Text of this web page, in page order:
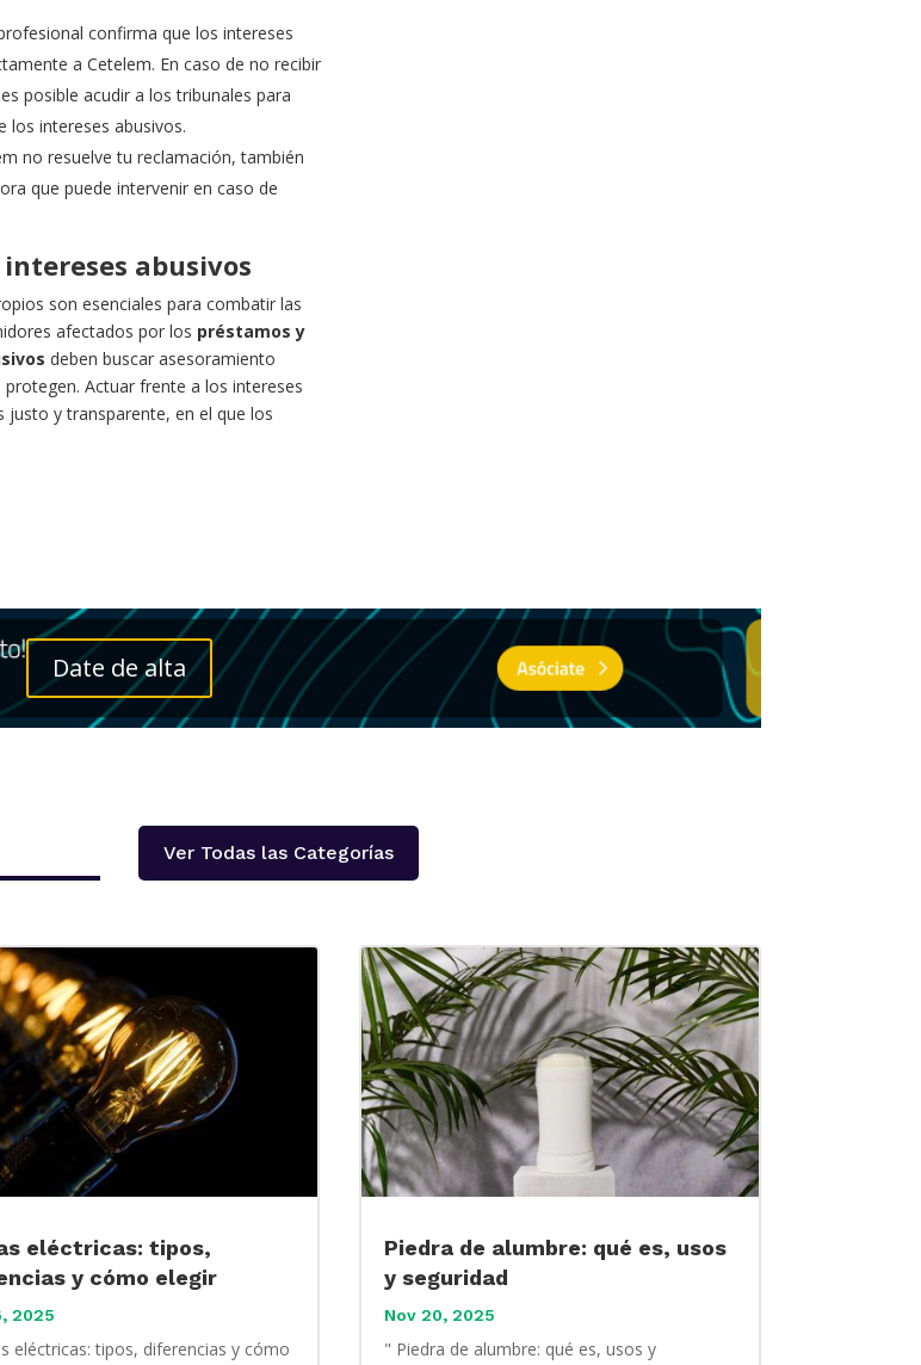
confirma que los intereses
a Cetelem. En caso de no recibir
posible acudir a los tribunales para
los intereses abusivos.
no resuelve tu reclamación, también
​​que puede intervenir en caso de
abusivos
son esenciales para combatir las
afectados por los préstamos y
deben buscar asesoramiento
Actuar frente a los intereses
y transparente, en el que los
Date de alta
Ver Todas las Categorías
eléctricas: tipos,
y cómo elegir
2025
eléctricas: tipos, diferencias y cómo
Piedra de alumbre: qué es, usos
y seguridad
Nov 20, 2025
" Piedra de alumbre: qué es, usos y